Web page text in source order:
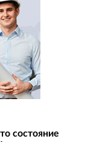
состояние